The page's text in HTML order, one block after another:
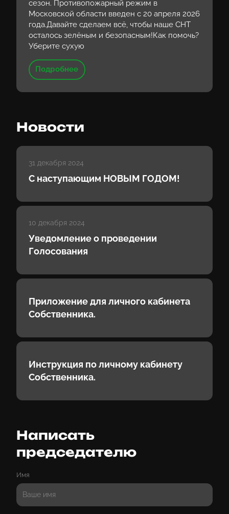
сезон. Противопожарный режим в
Московской области введен с 20 апреля 2026
года.Давайте сделаем всё, чтобы наше СНТ
осталось зелёным и безопасным!Как помочь?
Уберите сухую
Подробнее
Новости
31 декабря 2024
С наступающим НОВЫМ ГОДОМ!
10 декабря 2024
Уведомление о проведении
Голосования
Приложение для личного кабинета
Собственника.
Инструкция по личному кабинету
Собственника.
Написать
председателю
Имя